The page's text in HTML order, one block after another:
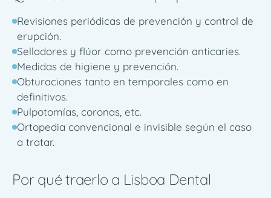
Revisiones periódicas de prevención y control de
erupción.
Selladores y flúor como prevención anticaries.
Medidas de higiene y prevención.
Obturaciones tanto en temporales como en
definitivos.
Pulpotomías, coronas, etc.
Ortopedia convencional e invisible según el caso
a tratar.
Por qué traerlo a Lisboa Dental